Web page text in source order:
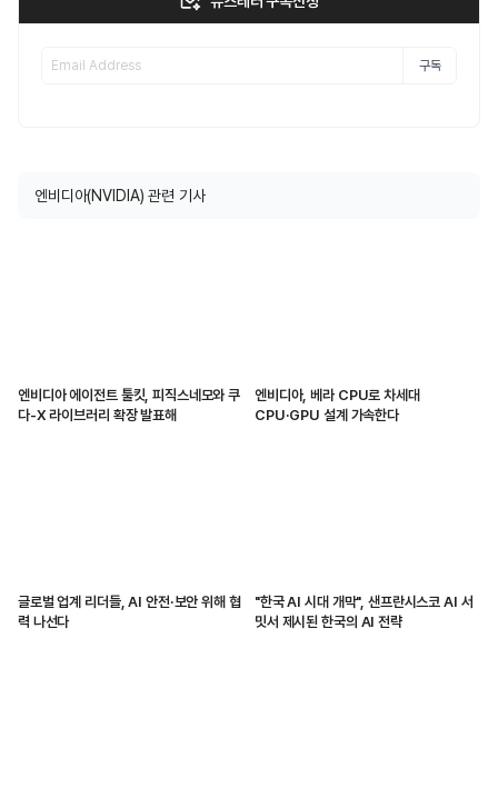
구독
엔비디아(NVIDIA) 관련 기사
엔비디아 에이전트 툴킷, 피직스네모와 쿠
다-X 라이브러리 확장 발표해
엔비디아, 베라 CPU로 차세대
CPU·GPU 설계 가속한다
글로벌 업계 리더들, AI 안전·보안 위해 협
력 나선다
"한국 AI 시대 개막", 샌프란시스코 AI 서
밋서 제시된 한국의 AI 전략